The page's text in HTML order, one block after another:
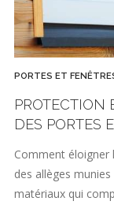
PORTES ET
PROTECTION
DES PORTES
Comment éloigner
des allèges
matériaux qui